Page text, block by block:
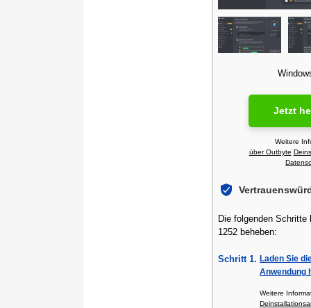
Jetzt
Weitere
über Outbyte
Die folgenden Schritte
1252 beheben:
Schritt 1. Laden Sie
Anwendung
Weitere